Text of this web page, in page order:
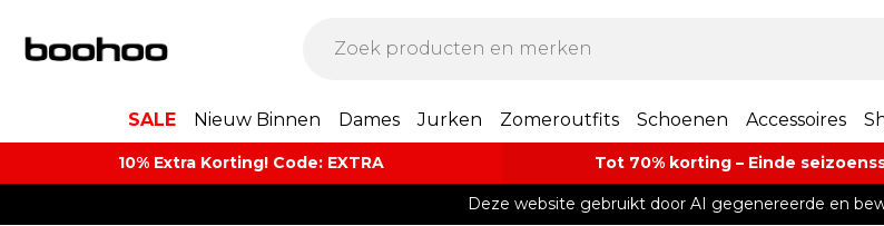
SALE Nieuw Binnen Dames Jurken Zomeroutfits Schoenen Accessoires
10% Extra Korting! Code: EXTRA​ Tot 70% korting – Einde
Deze website gebruikt door AI gegenereerde en